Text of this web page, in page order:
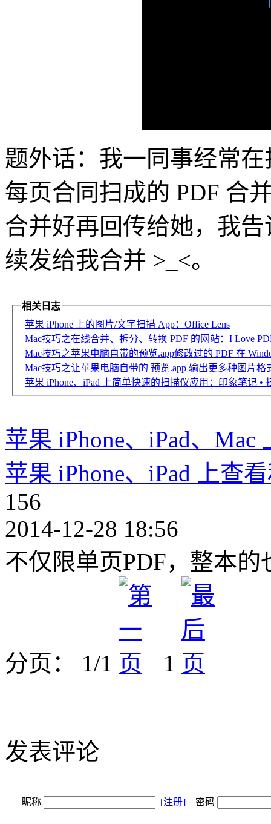
题外话：我一同事经常
每页合同扫成的 PDF
合并好再回传给她，我
续发给我合并 >_<。
相关日志
苹果 iPhone 上的图片/文字扫描 App：Office Lens
Mac技巧之在线合并、拆分、转换 PDF 的网站：I Love
Mac技巧之苹果电脑自带的预览.app修改过的 PDF 在
Mac技巧之让苹果电脑自带的 预览.app 输出更多种图片格
苹果 iPhone、iPad 上简单快速的扫描仪应用：印象笔记 •
苹果 iPhone、iPad、
苹果 iPhone、iPad 上查
156
2014-12-28 18:56
不仅限单页PDF，整本的
分页： 1/1 1
发表评论
昵称 [注册] 密码